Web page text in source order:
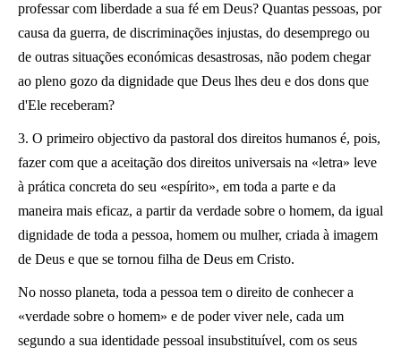
professar com liberdade a sua fé em Deus? Quantas pessoas, por
causa da guerra, de discriminações injustas, do desemprego ou
de outras situações económicas desastrosas, não podem chegar
ao pleno gozo da dignidade que Deus lhes deu e dos dons que
d'Ele receberam?
3. O primeiro objectivo da pastoral dos direitos humanos é, pois,
fazer com que a aceitação dos direitos universais na «letra» leve
à prática concreta do seu «espírito», em toda a parte e da
maneira mais eficaz, a partir da verdade sobre o homem, da igual
dignidade de toda a pessoa, homem ou mulher, criada à imagem
de Deus e que se tornou filha de Deus em Cristo.
No nosso planeta, toda a pessoa tem o direito de conhecer a
«verdade sobre o homem» e de poder viver nele, cada um
segundo a sua identidade pessoal insubstituível, com os seus